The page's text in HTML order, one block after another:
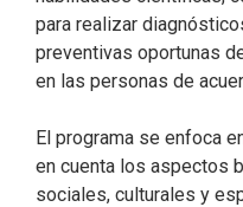
para realizar
preventivas oportunas
en las personas de
El programa se enfoca
en cuenta los aspectos
sociales, culturales y